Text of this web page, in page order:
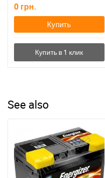
0 грн.
Купить
See also